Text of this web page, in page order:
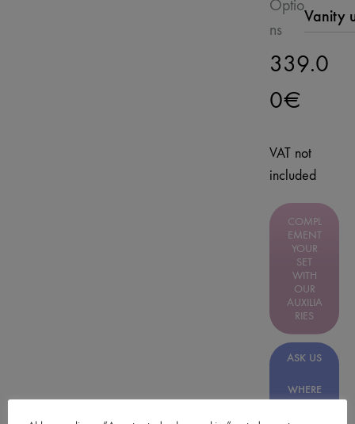
Optio
ns
339.0
0€
VAT not
included
COMPL
EMENT
YOUR
SET
WITH
OUR
AUXILIA
RIES
ASK US
WHERE
TO BUY